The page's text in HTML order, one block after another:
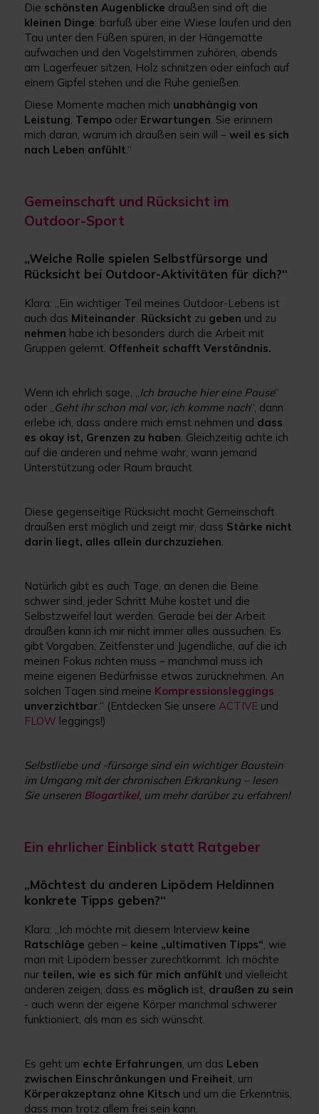
Die schönsten Augenblicke draußen sind oft die
kleinen Dinge: barfuß über eine Wiese laufen und den
Tau unter den Füßen spüren, in der Hängematte
aufwachen und den Vogelstimmen zuhören, abends
am Lagerfeuer sitzen, Holz schnitzen oder einfach auf
einem Gipfel stehen und die Ruhe genießen.
Diese Momente machen mich unabhängig von
Leistung, Tempo oder Erwartungen. Sie erinnern
mich daran, warum ich draußen sein will – weil es sich
nach Leben anfühlt.“
Gemeinschaft und Rücksicht im
Outdoor-Sport
„Welche Rolle spielen Selbstfürsorge und
Rücksicht bei Outdoor-Aktivitäten für dich?“
Klara: „Ein wichtiger Teil meines Outdoor-Lebens ist
auch das Miteinander. Rücksicht zu geben und zu
nehmen habe ich besonders durch die Arbeit mit
Gruppen gelernt. Offenheit schafft Verständnis.
Wenn ich ehrlich sage, „Ich brauche hier eine Pause“
oder „Geht ihr schon mal vor, ich komme nach“, dann
erlebe ich, dass andere mich ernst nehmen und dass
es okay ist, Grenzen zu haben. Gleichzeitig achte ich
auf die anderen und nehme wahr, wann jemand
Unterstützung oder Raum braucht.
Diese gegenseitige Rücksicht macht Gemeinschaft
draußen erst möglich und zeigt mir, dass Stärke nicht
darin liegt, alles allein durchzuziehen.
Natürlich gibt es auch Tage, an denen die Beine
schwer sind, jeder Schritt Mühe kostet und die
Selbstzweifel laut werden. Gerade bei der Arbeit
draußen kann ich mir nicht immer alles aussuchen. Es
gibt Vorgaben, Zeitfenster und Jugendliche, auf die ich
meinen Fokus richten muss – manchmal muss ich
meine eigenen Bedürfnisse etwas zurücknehmen. An
solchen Tagen sind meine Kompressionsleggings
unverzichtbar.“ (Entdecken Sie unsereACTIVE und
FLOW leggings!)
Selbstliebe und -fürsorge sind ein wichtiger Baustein
im Umgang mit der chronischen Erkrankung – lesen
Sie unseren Blogartikel, um mehr darüber zu erfahren!
Ein ehrlicher Einblick statt Ratgeber
„Möchtest du anderen Lipödem Heldinnen
konkrete Tipps geben?“
Klara: „Ich möchte mit diesem Interview keine
Ratschläge geben – keine „ultimativen Tipps“, wie
man mit Lipödem besser zurechtkommt. Ich möchte
nur teilen, wie es sich für mich anfühlt und vielleicht
anderen zeigen, dass es möglich ist, draußen zu sein
- auch wenn der eigene Körper manchmal schwerer
funktioniert, als man es sich wünscht.
Es geht um echte Erfahrungen, um das Leben
zwischen Einschränkungen und Freiheit, um
Körperakzeptanz ohne Kitsch und um die Erkenntnis,
dass man trotz allem frei sein kann.